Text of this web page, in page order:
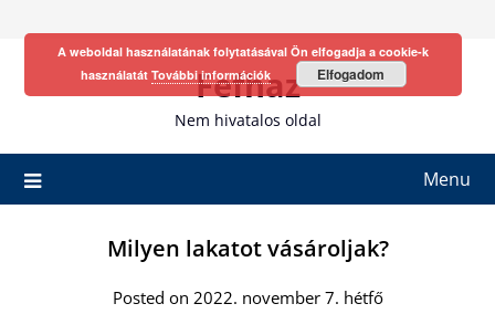
Fefhaz
Nem hivatalos oldal
Menu
Milyen lakatot vásároljak?
Posted on 2022. november 7. hétfő
A weboldal használatának folytatásával Ön elfogadja a cookie-k
használatát További információk Elfogadom